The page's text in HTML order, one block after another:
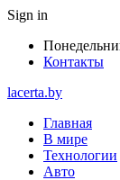
Sign in
Контакты
lacerta.by
Главная
В мире
Технологии
Авто